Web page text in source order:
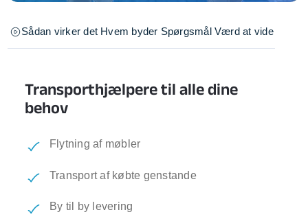
Sådan virker det Hvem byder Spørgsmål Værd at vide
Transporthjælpere til alle dine
behov
Flytning af møbler
Transport af købte genstande
By til by levering